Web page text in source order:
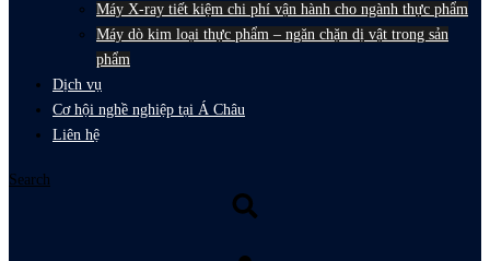
Máy X-ray tiết kiệm chi phí vận hành cho ngành thực phẩm
Máy dò kim loại thực phẩm – ngăn chặn dị vật trong sản
phẩm
Dịch vụ
Cơ hội nghề nghiệp tại Á Châu
Liên hệ
Search